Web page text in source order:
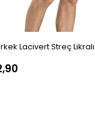
Lacivert Streç